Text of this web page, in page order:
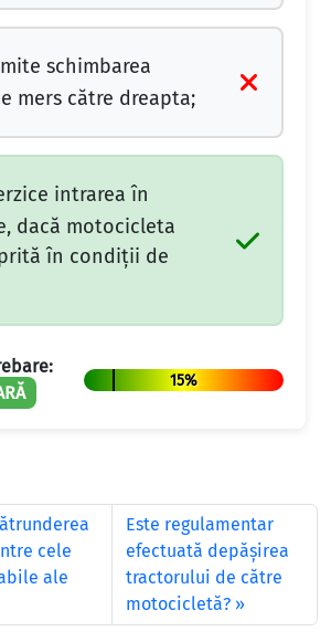
schimbarea
mers către dreapta;
intrarea în
dacă motocicleta
în condiţii de
15%
cele
ale
Este regulamentar
efectuată depăşirea
tractorului de către
motocicletă?